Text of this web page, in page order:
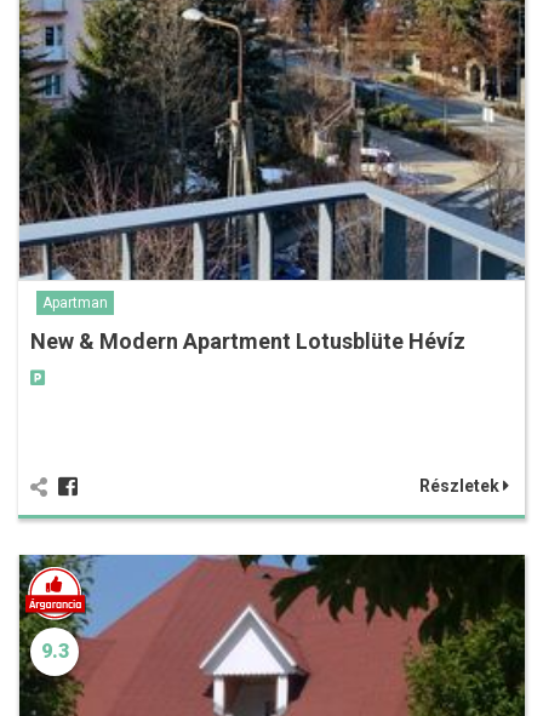
Apartman
New & Modern Apartment Lotusblüte Hévíz
Részletek
9.3